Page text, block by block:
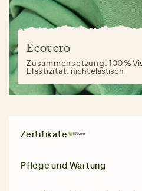
Ecovero
Zusammensetzung:100 %
Elastizität: nicht elastisch
Zertifikate
Pflege und Wartung